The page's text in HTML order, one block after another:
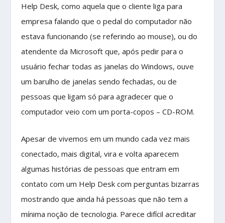
Help Desk, como aquela que o cliente liga para
empresa falando que o pedal do computador não
estava funcionando (se referindo ao mouse), ou do
atendente da Microsoft que, após pedir para o
usuário fechar todas as janelas do Windows, ouve
um barulho de janelas sendo fechadas, ou de
pessoas que ligam só para agradecer que o
computador veio com um porta-copos – CD-ROM.
Apesar de vivemos em um mundo cada vez mais
conectado, mais digital, vira e volta aparecem
algumas histórias de pessoas que entram em
contato com um Help Desk com perguntas bizarras
mostrando que ainda há pessoas que não tem a
mínima noção de tecnologia. Parece difícil acreditar